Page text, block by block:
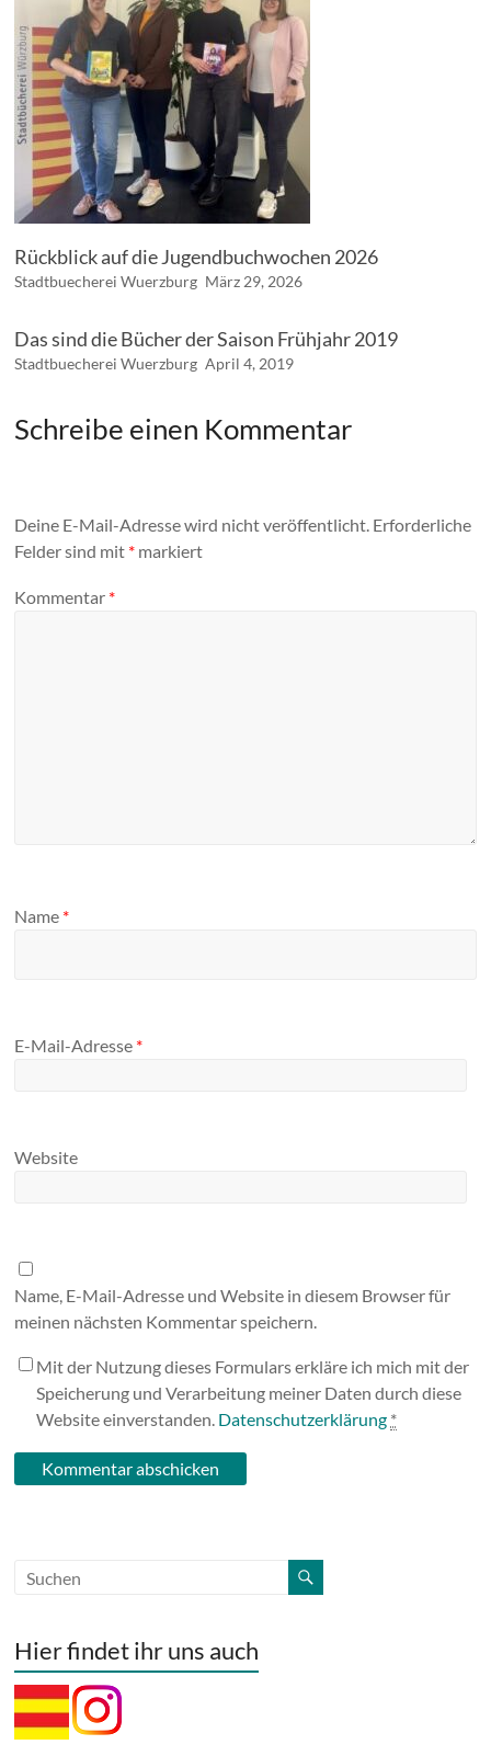
Rückblick auf die Jugendbuchwochen 2026
Stadtbuecherei Wuerzburg März 29, 2026
Das sind die Bücher der Saison Frühjahr 2019
Stadtbuecherei Wuerzburg April 4, 2019
Schreibe einen Kommentar
Deine E-Mail-Adresse wird nicht veröffentlicht. Erforderliche
Felder sind mit * markiert
Kommentar *
Name *
E-Mail-Adresse *
Website
Name, E-Mail-Adresse und Website in diesem Browser für
meinen nächsten Kommentar speichern.
Mit der Nutzung dieses Formulars erkläre ich mich mit der
Speicherung und Verarbeitung meiner Daten durch diese
Website einverstanden. Datenschutzerklärung *
Hier findet ihr uns auch